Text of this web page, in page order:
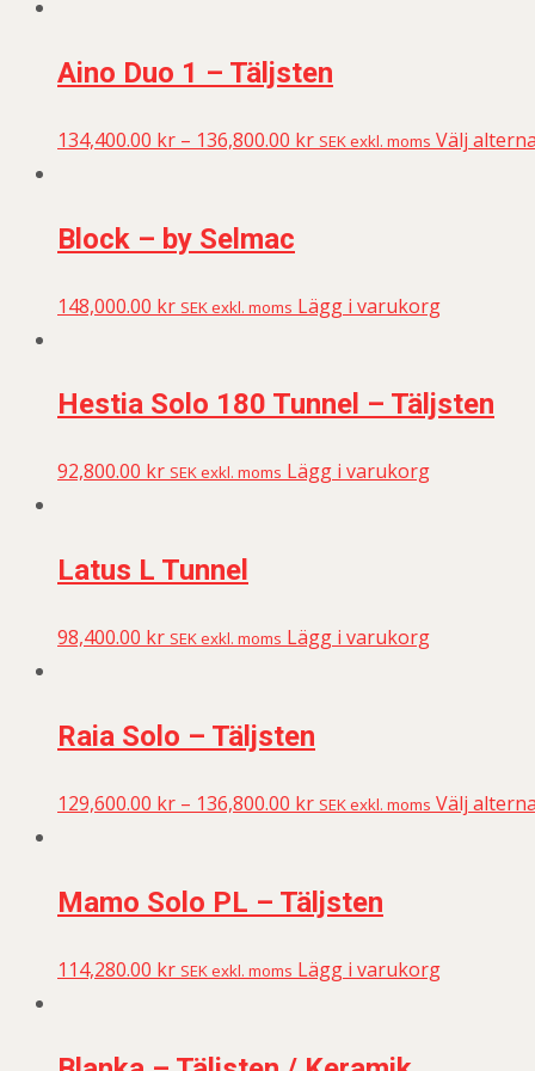
Aino Duo 1 – Täljsten
134,400.00 kr – 136,800.00 kr SEK exkl. moms Välj
Block – by Selmac
148,000.00 kr SEK exkl. moms Lägg i varukorg
Hestia Solo 180 Tunnel – Täljsten
92,800.00 kr SEK exkl. moms Lägg i varukorg
Latus L Tunnel
98,400.00 kr SEK exkl. moms Lägg i varukorg
Raia Solo – Täljsten
129,600.00 kr – 136,800.00 kr SEK exkl. moms Välj
Mamo Solo PL – Täljsten
114,280.00 kr SEK exkl. moms Lägg i varukorg